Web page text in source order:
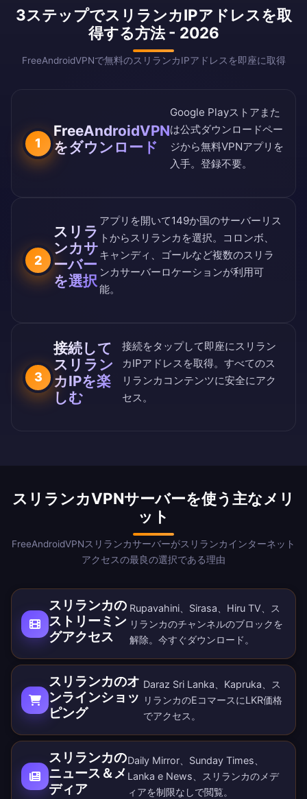
3ステップでスリランカIPアドレスを取
得する方法 - 2026
FreeAndroidVPNで無料のスリランカIPアドレスを即座に取得
1
FreeAndroidVPN
をダウンロード
Google Playストア また
は公式ダウンロードペー
ジから無料VPNアプリを
入手。登録不要。
2
スリラ
ンカサ
ーバー
を選択
アプリを開いて149か国のサーバーリス
トからスリランカを選択。コロンボ、
キャンディ、ゴールなど複数のスリラ
ンカサーバーロケーションが利用可
能。
3
接続して
スリラン
カIPを楽
しむ
接続をタップして即座にスリラン
カIPアドレスを取得。すべてのス
リランカコンテンツに安全にアク
セス。
スリランカVPNサーバーを使う主なメリ
ット
FreeAndroidVPNスリランカサーバーがスリランカインターネット
アクセスの最良の選択である理由
スリランカの
ストリーミン
グアクセス
Rupavahini、Sirasa、Hiru TV、ス
リランカのチャンネルのブロックを
解除。 今すぐダウンロード 。
スリランカのオ
ンラインショッ
ピング
Daraz Sri Lanka、Kapruka、ス
リランカのEコマースにLKR価格
でアクセス。
スリランカの
ニュース＆メ
ディア
Daily Mirror、Sunday Times、
Lanka e News、スリランカのメデ
ィアを制限なしで閲覧。